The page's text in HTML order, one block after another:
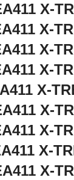
X-
X-
X-
X-
X-
X-
X-
X-
X-